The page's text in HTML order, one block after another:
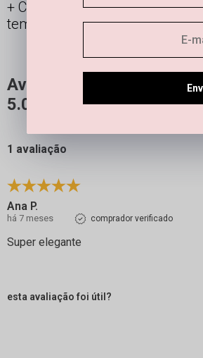
Como manter minha joia
tempo?
Avaliações
5.0
1 avaliação
Ana P.
há 7 meses comprador verificado
Super elegante
esta avaliação foi útil?